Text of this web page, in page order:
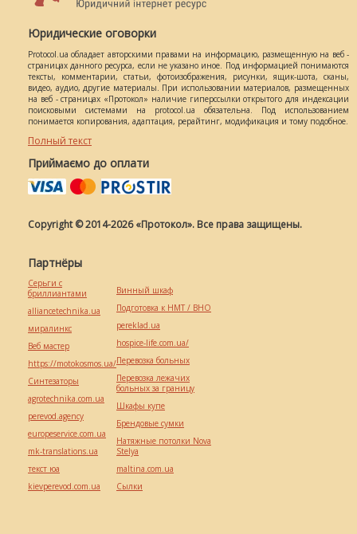
Юридические оговорки
Protocol.ua обладает авторскими правами на информацию, размещенную на веб -
страницах данного ресурса, если не указано иное. Под информацией понимаются
тексты, комментарии, статьи, фотоизображения, рисунки, ящик-шота, сканы,
видео, аудио, другие материалы. При использовании материалов, размещенных
на веб - страницах «Протокол» наличие гиперссылки открытого для индексации
поисковыми системами на protocol.ua обязательна. Под использованием
понимается копирования, адаптация, рерайтинг, модификация и тому подобное.
Полный текст
Приймаємо до оплати
Copyright © 2014-2026 «Протокол». Все права защищены.
Партнёры
Серьги с
бриллиантами
alliancetechnika.ua
миралинкс
Веб мастер
https://motokosmos.ua/
Синтезаторы
agrotechnika.com.ua
perevod.agency
europeservice.com.ua
mk-translations.ua
текст юа
kievperevod.com.ua
Винный шкаф
Подготовка к НМТ / ВНО
pereklad.ua
hospice-life.com.ua/
Перевозка больных
Перевозка лежачих
больных за границу
Шкафы купе
Брендовые сумки
Натяжные потолки Nova
Stelya
maltina.com.ua
Cылки